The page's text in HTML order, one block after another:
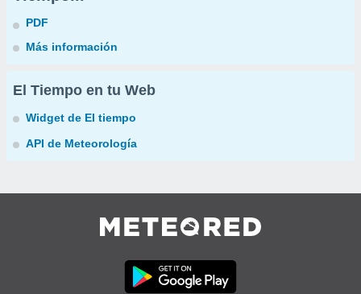
PDF
Más información
El Tiempo en tu Web
Widget de El tiempo
API de Meteorología